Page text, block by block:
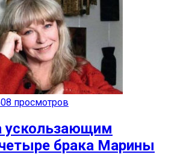
просмотров
ускользающим
брака Марины